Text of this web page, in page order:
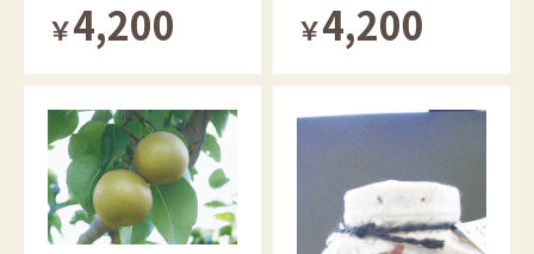
￥4,200 ￥4,200